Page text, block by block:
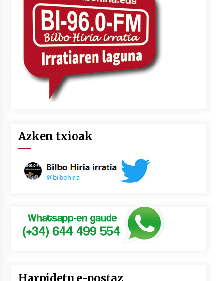
2026/07/03
MUSIBLA #297: Bide, Boards Of Canada, Somak,
Tiga, Twisted Teens, Underscores, Habia
2026/07/02
Azken txioak
Harpidetu e-postaz